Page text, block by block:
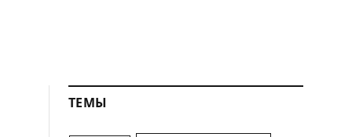
ТЕМЫ